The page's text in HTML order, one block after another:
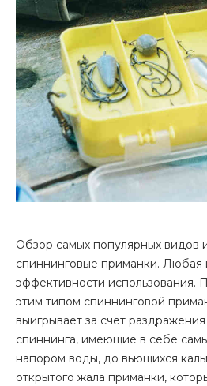
Обзор самых популярных видов
спиннинговые приманки.
эффективности
этим типом спиннинговой
выигрывает за счет
спиннинга, имеющие в себе
напором воды, до вьющихся
открытого жала приманки,